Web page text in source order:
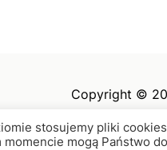
Copyright ©
stosujemy pliki
mogą Państwo